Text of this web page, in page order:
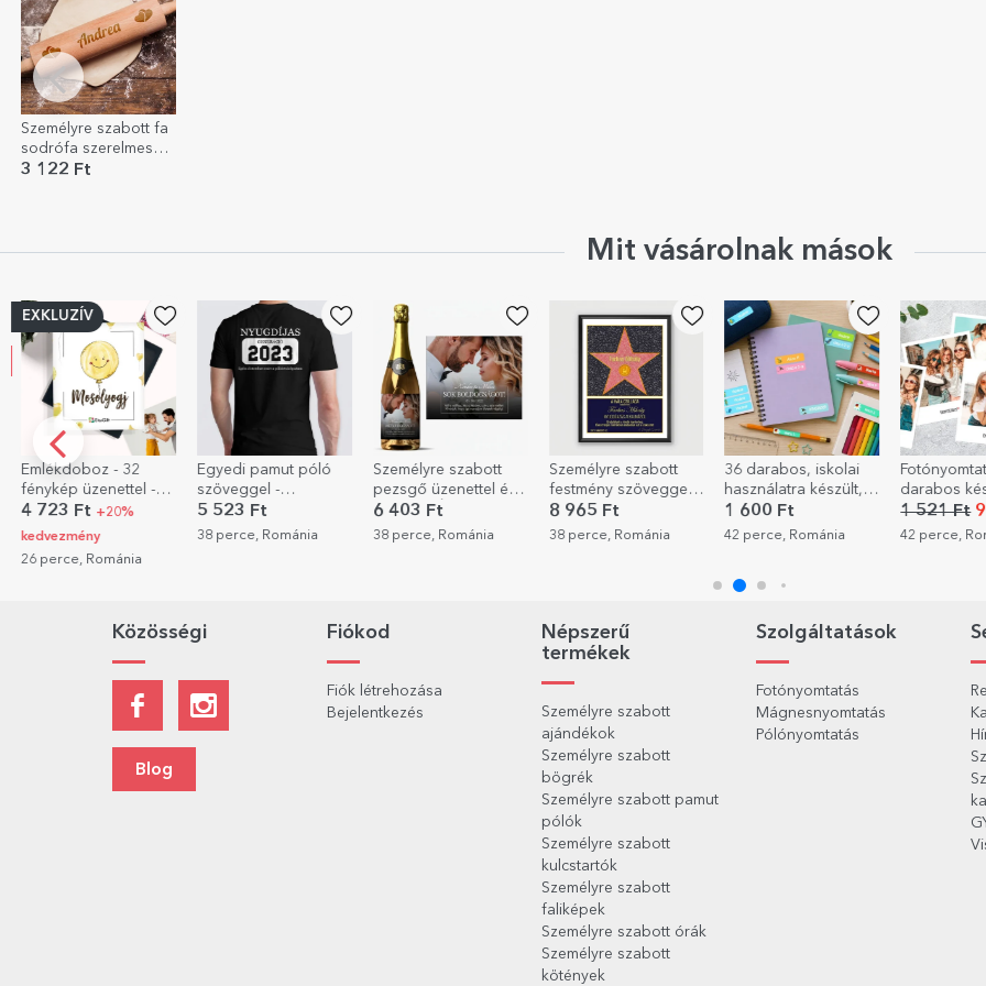
Személyre szabott fa
sodrófa szerelmes
névvel
3 122 Ft
Mit vásárolnak mások
EXKLUZÍV
Emlékdoboz - 32
fénykép üzenettel -
mosolygós modell
4 723 Ft +20%
kedvezmény
26 perce, Románia
Egyedi pamut póló
szöveggel -
Nyugdíjazás
5 523 Ft
38 perce, Románia
Személyre szabott
pezsgő üzenettel és
fotóval - Új
6 403 Ft
38 perce, Románia
Személyre szabott
festmény szöveggel –
Hálaszív a
nyugdíjazás
8 965 Ft
38 perce, Románia
36 darabos, iskolai
használatra készült,
személyre szabott
matricakészlet
1 600 Ft
42 perce, Románia
darabos
10x12 cm-
méretben
1 521 Ft
42 perce,
Közösségi
Blog
Fiókod
Fiók létrehozása
Bejelentkezés
Népszerű
termékek
Személyre szabott
ajándékok
Személyre szabott
bögrék
Személyre szabott pamut
pólók
Személyre szabott
kulcstartók
Személyre szabott
faliképek
Személyre szabott órák
Személyre szabott
kötények
Szolgáltatások
Fotónyomtatás
Mágnesnyomtatás
Pólónyomtatás